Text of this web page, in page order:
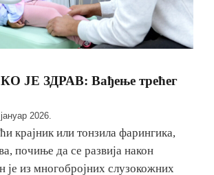
ЈЕ ЗДРАВ: Вађење трећег
2026.
крајник или тонзила фарингика,
почиње да се развија након
је из многобројних слузокожних